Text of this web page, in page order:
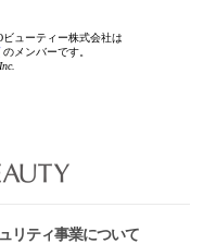
ビューティー株式会社は
のメンバーです。
リティ事業について